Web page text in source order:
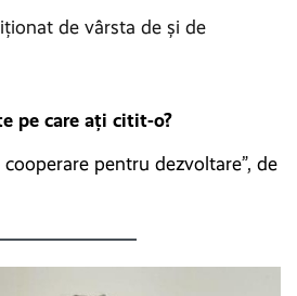
de vârsta de și de
pe care ați citit-o?
pentru dezvoltare”, de